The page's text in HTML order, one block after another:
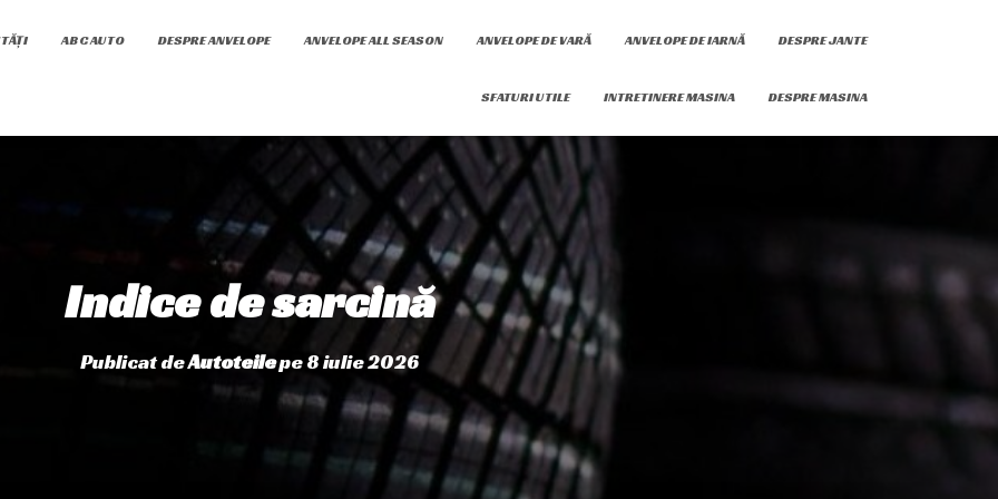
ABC AUTO DESPRE ANVELOPE ANVELOPE ALL SEASON ANVELOPE DE VARĂ ANVELOPE DE IARNĂ DESPRE JANTE
SFATURI UTILE INTRETINERE MASINA DESPRE MASINA
Indice de sarcină
Publicat deAutoteilepe8 iulie 2026